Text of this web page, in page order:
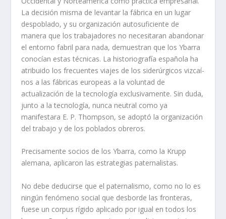
La decisión misma de levantar la fábrica en un lugar
despoblado, y su organización autosuficiente de
manera que los trabajadores no necesitaran abandonar
el entorno fabril para nada, demuestran que los Ybarra
conocí­an estas técnicas. La historiografí­a española ha
atribuido los frecuentes viajes de los siderúrgicos vizcaí­
nos a las fábricas europeas a la voluntad de
actualización de la tecnologí­a exclusivamente. Sin duda,
junto a la tecnologí­a, nunca neutral como ya
manifestara E. P. Thompson, se adoptó la organización
del trabajo y de los poblados obreros.
Precisamente socios de los Ybarra, como la Krupp
alemana, aplicaron las estrategias paternalistas.
No debe deducirse que el paternalismo, como no lo es
ningún fenómeno social que desborde las fronteras,
fuese un corpus rí­gido aplicado por igual en todos los